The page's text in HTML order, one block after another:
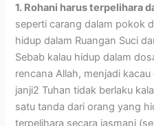
1. Rohani harus terpelihara
seperti carang dalam pokok
hidup dalam Ruangan Suci
Sebab kalau hidup dalam
rencana Allah, menjadi
janji2 Tuhan tidak berlaku
satu tanda dari orang yang
terpelihara secara jasmani